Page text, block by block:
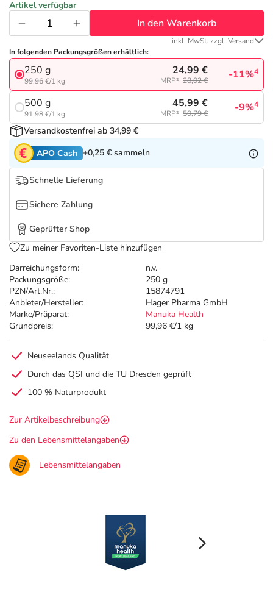
Tierapotheke
Vitamine & Mineralstoffe
Marken
Salus Deals
Darreichungsform:
n.v.
Packungsgröße:
250 g
PZN/Art.Nr.:
15874791
Anbieter/Hersteller:
Hager Pharma GmbH
Marke/Präparat:
Manuka Health
Grundpreis:
99,96 €/1 kg
Artikel verfügbar
In den Warenkorb
inkl. MwSt. zzgl. Versand
In folgenden Packungsgrößen erhältlich:
250 g
99,96 €/1 kg
24,99 €
MRP² 28,02 € -11%4
500 g
91,98 €/1 kg
45,99 €
MRP² 50,79 € -9%4
Versandkostenfrei ab 34,99 €
APO Cash +0,25 € sammeln
Schnelle Lieferung
Sichere Zahlung
Geprüfter Shop
Zu meiner Favoriten-Liste hinzufügen
Neuseelands Qualität
Durch das QSI und die TU Dresden geprüft
100 % Naturprodukt
Zur Artikelbeschreibung
Zu den Lebensmittelangaben
Lebensmittelangaben